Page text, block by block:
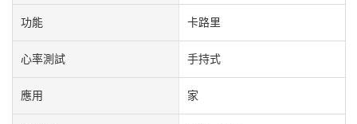
功能 卡路里
心率測試 手持式
應用 家